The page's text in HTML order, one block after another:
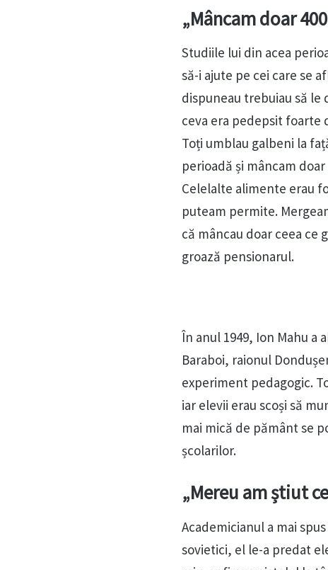
„Mâncam doar
Studiile lui din acea
să-i ajute pe cei care se
dispuneau trebuiau să le
ceva era pedepsit foarte
Toți umblau galbeni la
perioadă și mâncam
Celelalte alimente erau
puteam permite.
că mâncau doar ceea ce
groază pensionarul.
În anul 1949, Ion Mahu
Baraboi, raionul
experiment pedagogic.
iar elevii erau scoși să
mai mică de pământ se
școlarilor.
„Mereu am știut
Academicianul a mai
sovietici, el le-a predat